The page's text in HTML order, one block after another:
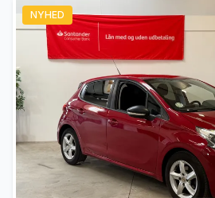
ISOFIX
kørecomputer
multifunktionsrat
musikstreaming via Bluetooth
NYHED